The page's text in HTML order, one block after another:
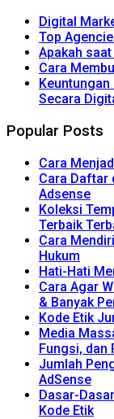
Digital
Top
Apakah
Cara
Secara
Popular Posts
Cara
Cara Daftar
Adsense
Koleksi
Terbaik
Cara
Hukum
Hati-Hati
Cara Agar
& Banyak
Kode Etik
Media
Fungsi, dan
Jumlah
AdSense
Dasar-
Kode Etik